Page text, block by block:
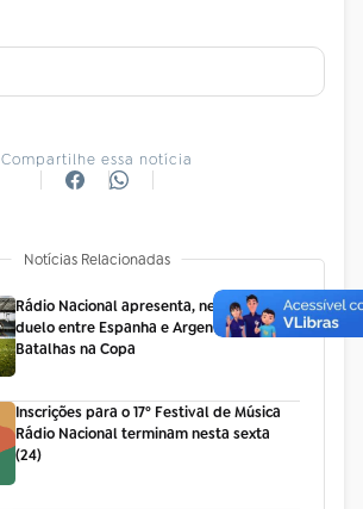
Compartilhe essa notícia
Notícias Relacionadas
Rádio Nacional apresenta, nesta sexta,
duelo entre Espanha e Argentina no
Batalhas na Copa
Inscrições para o 17º Festival de Música
Rádio Nacional terminam nesta sexta
(24)